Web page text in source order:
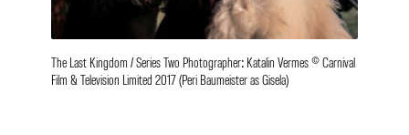
The Last Kingdom / Series Two Photographer: Katalin Vermes © Carnival
Film & Television Limited 2017 (Peri Baumeister as Gisela)